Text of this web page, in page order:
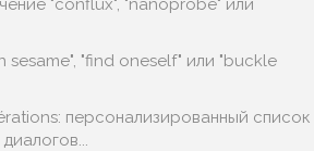
"conflux", "nanoprobe" или
sesame", "find oneself" или "buckle
персонализированный список